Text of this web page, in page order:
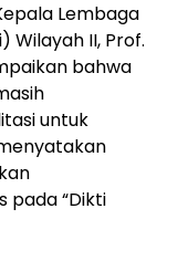
Lembaga
Wilayah II, Prof.
bahwa
untuk
pada “Dikti